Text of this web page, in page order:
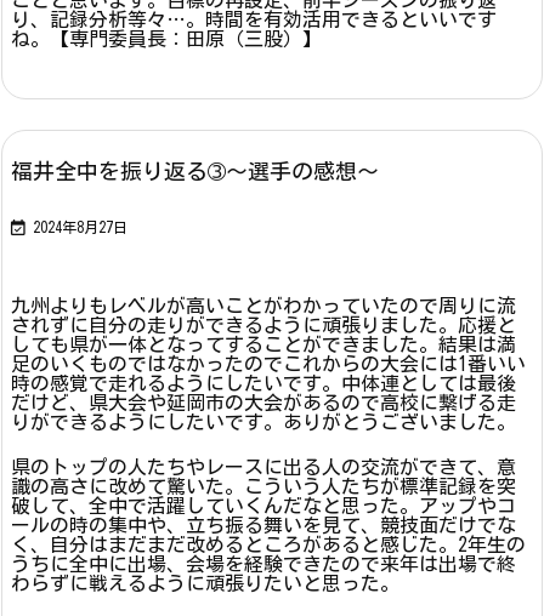
り、記録分析等々…。時間を有効活用できるといいです
ね。【専門委員長：田原（三股）】
福井全中を振り返る➂～選手の感想～
 2024年8月27日
九州よりもレベルが高いことがわかっていたので周りに流
されずに自分の走りができるように頑張りました。応援と
しても県が一体となってすることができました。結果は満
足のいくものではなかったのでこれからの大会には1番いい
時の感覚で走れるようにしたいです。中体連としては最後
だけど、県大会や延岡市の大会があるので高校に繋げる走
りができるようにしたいです。ありがとうございました。
県のトップの人たちやレースに出る人の交流ができて、意
識の高さに改めて驚いた。こういう人たちが標準記録を突
破して、全中で活躍していくんだなと思った。アップやコ
ールの時の集中や、立ち振る舞いを見て、競技面だけでな
く、自分はまだまだ改めるところがあると感じた。2年生の
うちに全中に出場、会場を経験できたので来年は出場で終
わらずに戦えるように頑張りたいと思った。